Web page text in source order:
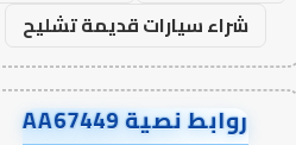
شراء سيارات قديمة تشليح
روابط نصية AA67449